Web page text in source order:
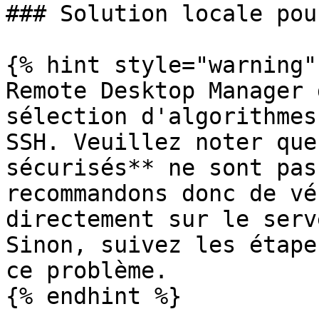
### Solution locale
{% hint style="warning"
Remote Desktop
sélection
SSH. Veuillez noter
sécurisés** ne sont
recommandons donc
directement sur le
Sinon, suivez les
ce problème.
{% endhint %}